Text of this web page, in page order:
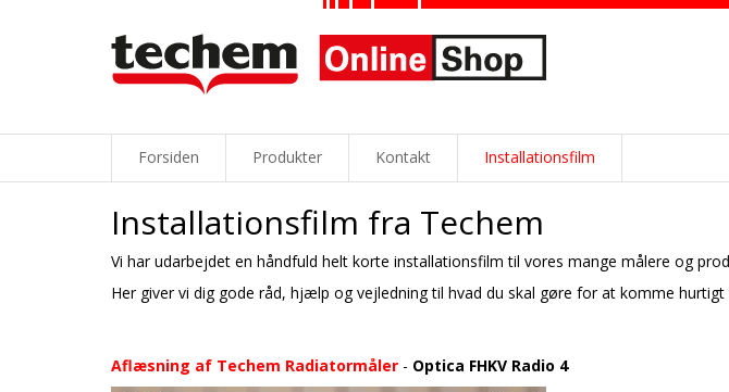
Forsiden Produkter Kontakt Installationsfilm
Installationsfilm fra Techem
Vi har udarbejdet en håndfuld helt korte installationsfilm til vores mange målere og
Her giver vi dig gode råd, hjælp og vejledning til hvad du skal gøre for at komme hurtigt
Aflæsning af Techem Radiatormåler - Optica FHKV Radio 4